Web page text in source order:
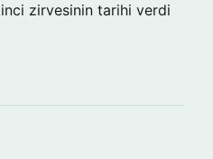
zirvesinin tarihi verdi